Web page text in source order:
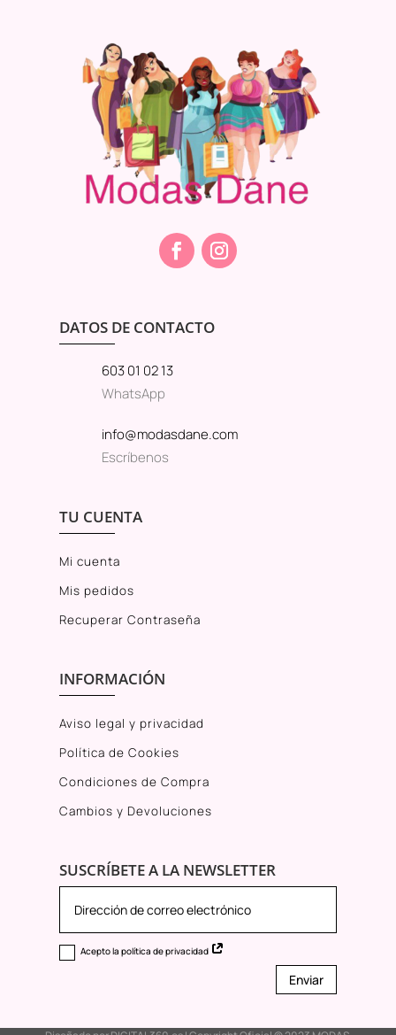
DATOS DE CONTACTO
603 01 02 13
WhatsApp
info@modasdane.com
Escríbenos
TU CUENTA
Mi cuenta
Mis pedidos
Recuperar Contraseña
INFORMACIÓN
Aviso legal y privacidad
Política de Cookies
Condiciones de Compra
Cambios y Devoluciones
SUSCRÍBETE A LA NEWSLETTER
Acepto la política de privacidad
Enviar